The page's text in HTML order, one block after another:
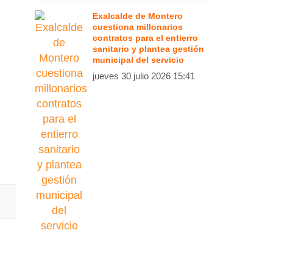
Exalcalde de Montero
cuestiona millonarios
contratos para el entierro
sanitario y plantea gestión
municipal del servicio
jueves 30 julio 2026 15:41